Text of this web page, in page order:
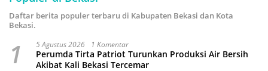
Daftar berita populer terbaru di Kabupaten Bekasi dan Kota
Bekasi.
1 5 Agustus 2026 1 Komentar
Perumda Tirta Patriot Turunkan Produksi Air Bersih
Akibat Kali Bekasi Tercemar